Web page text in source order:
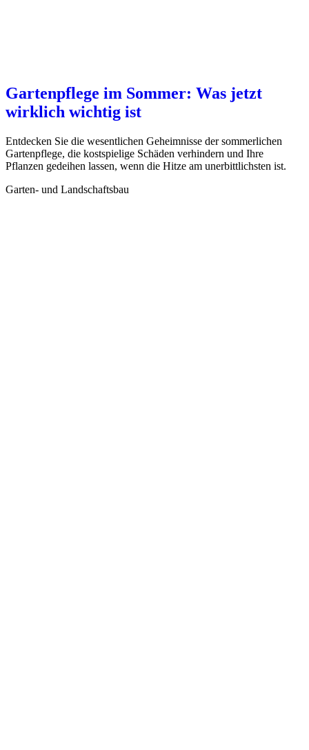
Gartenpflege im Sommer: Was jetzt
wirklich wichtig ist
Entdecken Sie die wesentlichen Geheimnisse der sommerlichen
Gartenpflege, die kostspielige Schäden verhindern und Ihre
Pflanzen gedeihen lassen, wenn die Hitze am unerbittlichsten ist.
Garten- und Landschaftsbau